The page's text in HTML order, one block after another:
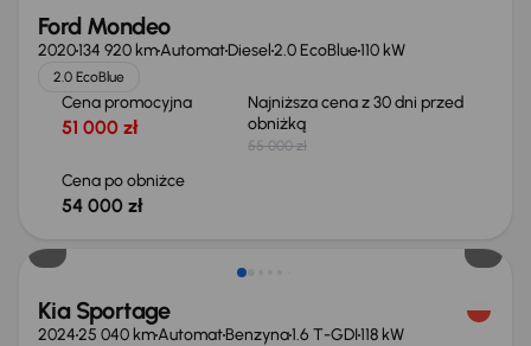
Ford Mondeo
2020134 920 kmAutomatDiesel2.0 EcoBlue110 kW
2.0 EcoBlue
Cena promocyjna
51 000 zł
Najniższa cena z 30 dni przed
obniżką
55 000 zł
Cena po obniżce
54 000 zł
Taniej o 1 000 zł
Kia Sportage
202425 040 kmAutomatBenzyna1.6 T-GDI118 kW